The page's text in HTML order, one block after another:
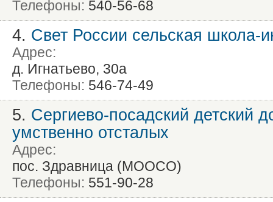
Телефоны: 540-56-68
4. Свет России сельская школа-
Адрес:
д. Игнатьево, 30а
Телефоны: 546-74-49
5. Сергиево-посадский детский
умственно отсталых
Адрес:
пос. Здравница (МООСО)
Телефоны: 551-90-28